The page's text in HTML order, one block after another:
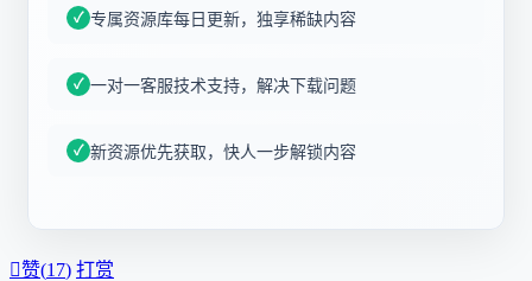
专属资源库每日更新，独享稀缺内容
一对一客服技术支持，解决下载问题
新资源优先获取，快人一步解锁内容
赞(17) 打赏